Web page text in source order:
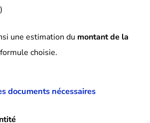
une estimation du montant de la
choisie.
documents nécessaires